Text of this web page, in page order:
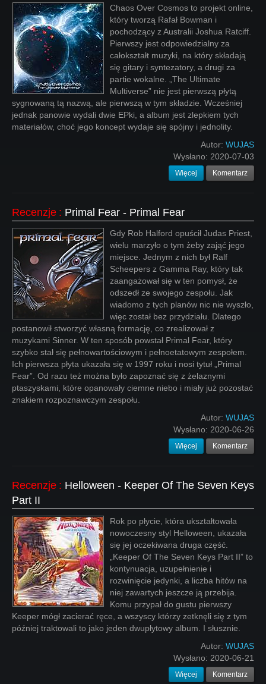
Chaos Over Cosmos to projekt online,
który tworzą Rafał Bowman i
pochodzący z Australii Joshua Ratciff.
Pierwszy jest odpowiedzialny za
całokształt muzyki, na który składają
się gitary i syntezatory, a drugi za
partie wokalne. „The Ultimate
Multiverse” nie jest pierwszą płytą
sygnowaną tą nazwą, ale pierwszą w tym składzie. Wcześniej
jednak panowie wydali dwie EPki, a album jest zlepkiem tych
materiałów, choć jego koncept wydaje się spójny i jednolity.
Autor: WUJAS
Wysłano: 2020-07-03
Więcej Komentarz
Recenzje : Primal Fear - Primal Fear
Gdy Rob Halford opuścił Judas Priest,
wielu marzyło o tym żeby zająć jego
miejsce. Jednym z nich był Ralf
Scheepers z Gamma Ray, który tak
zaangażował się w ten pomysł, że
odszedł ze swojego zespołu. Jak
wiadomo z tych planów nic nie wyszło,
więc został bez przydziału. Dlatego
postanowił stworzyć własną formację, co zrealizował z
muzykami Sinner. W ten sposób powstał Primal Fear, który
szybko stał się pełnowartościowym i pełnoetatowym zespołem.
Ich pierwsza płyta ukazała się w 1997 roku i nosi tytuł „Primal
Fear”. Od razu też można było zapoznać się z żelaznymi
ptaszyskami, które opanowały ciemne niebo i miały już pozostać
znakiem rozpoznawczym zespołu.
Autor: WUJAS
Wysłano: 2020-06-26
Więcej Komentarz
Recenzje : Helloween - Keeper Of The Seven Keys
Part II
Rok po płycie, która ukształtowała
nowoczesny styl Helloween, ukazała
się jej oczekiwana druga część.
„Keeper Of The Seven Keys Part II” to
kontynuacja, uzupełnienie i
rozwinięcie jedynki, a liczba hitów na
niej zawartych jeszcze ją przebija.
Komu przypał do gustu pierwszy
Keeper mógł zacierać ręce, a wszyscy którzy zetknęli się z tym
później traktowali to jako jeden dwupłytowy album. I słusznie.
Autor: WUJAS
Wysłano: 2020-06-21
Więcej Komentarz